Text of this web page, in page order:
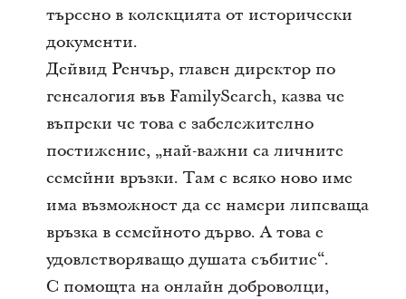
търсено в колекцията от исторически
документи.
Дейвид Ренчър, главен директор по
генеалогия във FamilySearch, казва че
въпреки че това е забележително
постижение, „най-важни са личните
семейни връзки. Там с всяко ново име
има възможност да се намери липсваща
връзка в семейното дърво. А това е
удовлетворяващо душата събитие“.
С помощта на онлайн доброволци,